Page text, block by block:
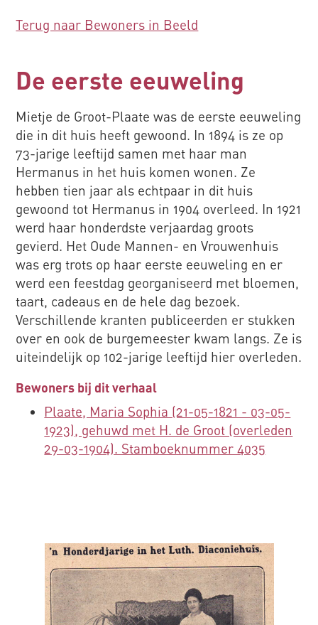
Terug naar Bewoners in Beeld
De eerste eeuweling
Mietje de Groot-Plaate was de eerste eeuweling
die in dit huis heeft gewoond. In 1894 is ze op
73-jarige leeftijd samen met haar man
Hermanus in het huis komen wonen. Ze
hebben tien jaar als echtpaar in dit huis
gewoond tot Hermanus in 1904 overleed. In 1921
werd haar honderdste verjaardag groots
gevierd. Het Oude Mannen- en Vrouwenhuis
was erg trots op haar eerste eeuweling en er
werd een feestdag georganiseerd met bloemen,
taart, cadeaus en de hele dag bezoek.
Verschillende kranten publiceerden er stukken
over en ook de burgemeester kwam langs. Ze is
uiteindelijk op 102-jarige leeftijd hier overleden.
Bewoners bij dit verhaal
Plaate, Maria Sophia (21-05-1821 - 03-05-
1923), gehuwd met H. de Groot (overleden
29-03-1904). Stamboeknummer 4035